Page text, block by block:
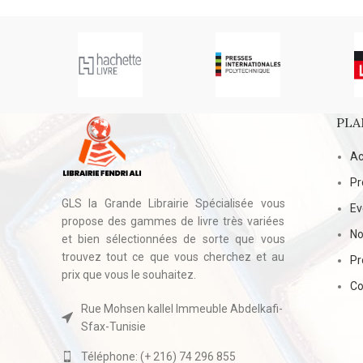
GLS la Grande Librairie Spécialisée vous
propose des gammes de livre très variées
et bien sélectionnées de sorte que vous
trouvez tout ce que vous cherchez et au
prix que vous le souhaitez.
Rue Mohsen kallel Immeuble Abdelkafi-
Sfax-Tunisie
Téléphone: (+ 216) 74 296 855